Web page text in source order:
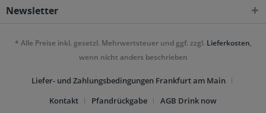
Newsletter
* Alle Preise inkl. gesetzl. Mehrwertsteuer und ggf. zzgl. Lieferkosten,
wenn nicht anders beschrieben
Liefer- und Zahlungsbedingungen Frankfurt am Main
Kontakt
Pfandrückgabe AGB Drink now